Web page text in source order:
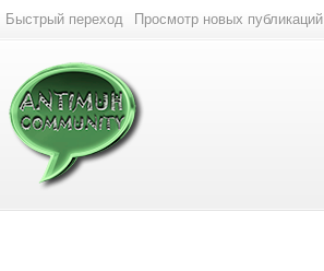
Быстрый переход Просмотр новых публикаций